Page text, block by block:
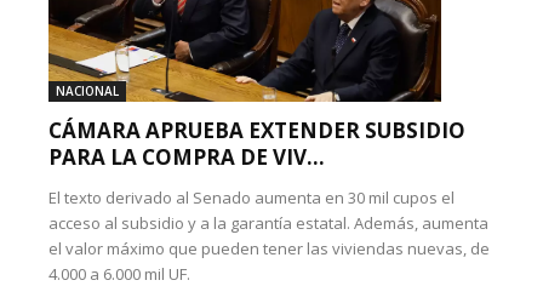
NACIONAL
CÁMARA APRUEBA EXTENDER SUBSIDIO
PARA LA COMPRA DE VIV...
El texto derivado al Senado aumenta en 30 mil cupos el
acceso al subsidio y a la garantía estatal. Además, aumenta
el valor máximo que pueden tener las viviendas nuevas, de
4.000 a 6.000 mil UF.